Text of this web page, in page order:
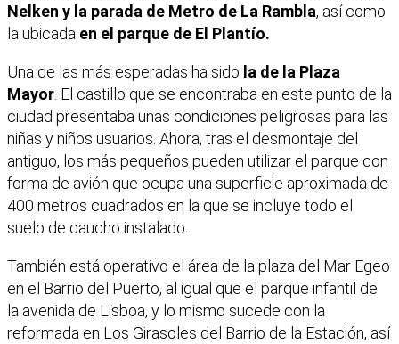
Nelken y la parada de Metro de La Rambla, así como
la ubicada en el parque de El Plantío.
Una de las más esperadas ha sido la de la Plaza
Mayor. El castillo que se encontraba en este punto de la
ciudad presentaba unas condiciones peligrosas para las
niñas y niños usuarios. Ahora, tras el desmontaje del
antiguo, los más pequeños pueden utilizar el parque con
forma de avión que ocupa una superficie aproximada de
400 metros cuadrados en la que se incluye todo el
suelo de caucho instalado.
También está operativo el área de la plaza del Mar Egeo
en el Barrio del Puerto, al igual que el parque infantil de
la avenida de Lisboa, y lo mismo sucede con la
reformada en Los Girasoles del Barrio de la Estación, así